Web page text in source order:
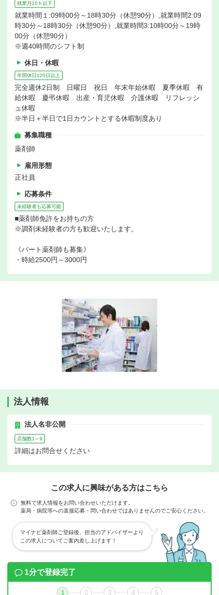
残業月10ｈ以下
就業時間１:09時00分～18時30分（休憩90分）,就業時間2:09
時30分～18時30分（休憩90分）,就業時間3:10時00分～19時
00分（休憩90分）
※週40時間のシフト制
休日・休暇
年間休日120日以上
完全週休2日制 日曜日 祝日 年末年始休暇 夏季休暇 有
給休暇 慶弔休暇 出産・育児休暇 介護休暇 リフレッシ
ュ休暇
※半日＋半日で1日カウントとする休暇制度あり
募集職種
薬剤師
雇用形態
正社員
応募条件
未経験者も応募可能
■薬剤師免許をお持ちの方
※調剤未経験者の方も歓迎いたします。
《パート薬剤師も募集》
・時給2500円～3000円
法人情報
法人名非公開
店舗数1～9
詳細はお問合せください
この求人に興味がある方はこちら
無料で求人情報をお問い合わせいただけます。
薬局・病院等への直接応募・問い合わせではありませんのでご安心ください。
マイナビ薬剤師ご登録後、担当のアドバイザーより
この求人についてご案内差し上げます！
1分で登録完了
1 2 3 4 5